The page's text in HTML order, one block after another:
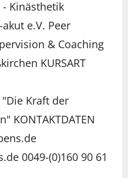
- Kinästhetik
e.V. Peer
& Coaching
KURSART
Kraft der
KONTAKTDATEN
0049-(0)160 90 61